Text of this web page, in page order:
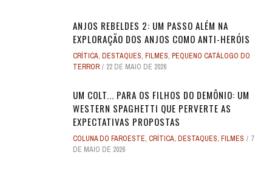
ANJOS REBELDES 2: UM PASSO ALÉM NA
EXPLORAÇÃO DOS ANJOS COMO ANTI-HERÓIS
CRÍTICA, DESTAQUES, FILMES, PEQUENO CATÁLOGO DO
TERROR
22 DE MAIO DE 2026
UM COLT... PARA OS FILHOS DO DEMÔNIO: UM
WESTERN SPAGHETTI QUE PERVERTE AS
EXPECTATIVAS PROPOSTAS
COLUNA DO FAROESTE, CRÍTICA, DESTAQUES, FILMES
7
DE MAIO DE 2026